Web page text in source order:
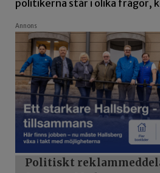
politikerna står i olika frågor,
Annons
Politiskt